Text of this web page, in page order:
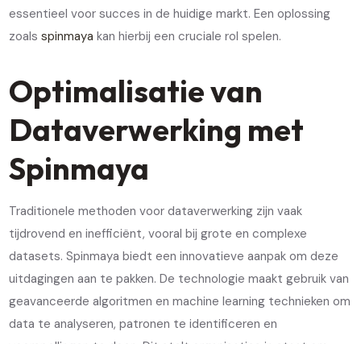
essentieel voor succes in de huidige markt. Een oplossing
zoalsspinmaya kan hierbij een cruciale rol spelen.
Optimalisatie van
Dataverwerking met
Spinmaya
Traditionele methoden voor dataverwerking zijn vaak
tijdrovend en inefficiënt, vooral bij grote en complexe
datasets. Spinmaya biedt een innovatieve aanpak om deze
uitdagingen aan te pakken. De technologie maakt gebruik van
geavanceerde algoritmen en machine learning technieken om
data te analyseren, patronen te identificeren en